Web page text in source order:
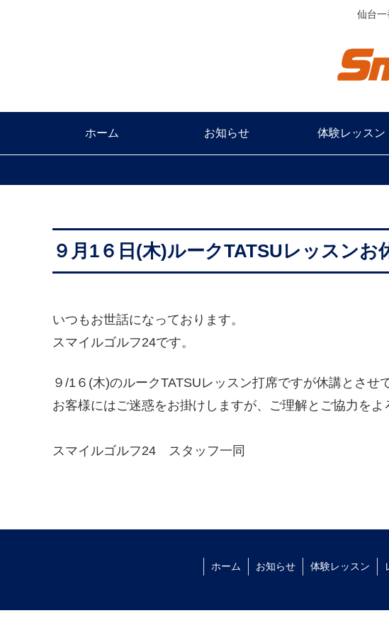
仙台
ホーム お知らせ 体験レッスン
９月1６日(木)ルークTATSUレッスンお
いつもお世話になっております。
スマイルゴルフ24です。
９/1６(木)のルークTATSUレッスン打席ですが休講とさせ
お客様にはご迷惑をお掛けしますが、ご理解とご協力をよ
スマイルゴルフ24 スタッフ一同
ホーム お知らせ 体験レッスン